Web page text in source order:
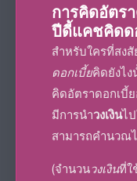
การคิดอัตรา
ปีดี้แคชคิดด
สำหรับใครที่สงสั
ดอกเบี้ยคิดยังไง
คิดอัตราดอกเบี้
มีการนำวงเงินไ
สามารถคำนวณ
(จำนวนวงเงินที่ใ